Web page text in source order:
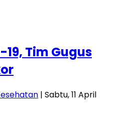
Tim Gugus
| Sabtu, 11 April